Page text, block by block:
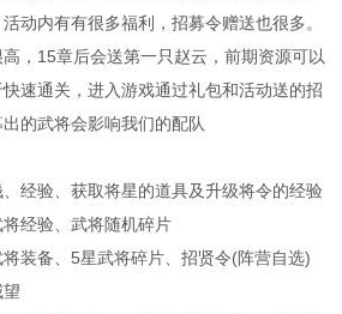
动内有有很多福利，招募令赠送也很多。
，15章后会送第一只赵云，前期资源可以
速通关，进入游戏通过礼包和活动送的招
的武将会影响我们的配队
经验、获取将星的道具及升级将令的经验
经验、武将随机碎片
装备、5星武将碎片、招贤令(阵营自选)